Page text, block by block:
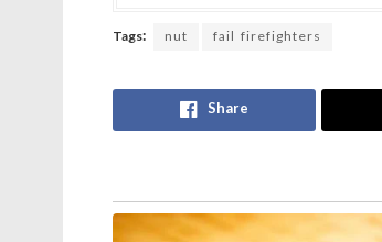
Tags: nut fail firefighters
Share